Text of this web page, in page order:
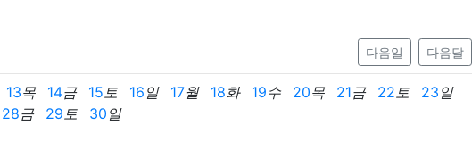
다음일 다음달
13목 14금 15토 16 일 17월 18화 19수 20목 21금 22토 23 일
28금 29토 30 일